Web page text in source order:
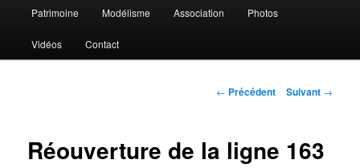
au
contenu
au
contenu
Patrimoine Modélisme Association Photos
Vidéos Contact
Navigation
← Précédent Suivant →
Réouverture de la ligne 163